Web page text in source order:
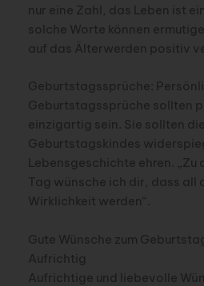
nur eine Zahl, das Leben ist
solche Worte können
auf das Älterwerden positiv
Geburtstagssprüche:
Geburtstagssprüche sollten
einzigartig sein. Sie sollten
Geburtstagskindes
Lebensgeschichte ehren. „Zu
Tag wünsche ich dir, dass all
Wirklichkeit werden“.
Gute Wünsche zum
Aufrichtig
Aufrichtige und liebevolle